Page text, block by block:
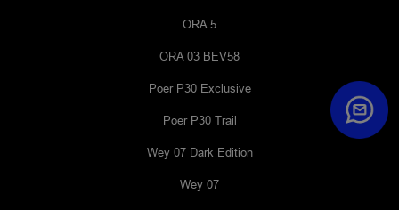
ORA 5
ORA 03 BEV58
Poer P30 Exclusive
Poer P30 Trail
Wey 07 Dark Edition
Wey 07